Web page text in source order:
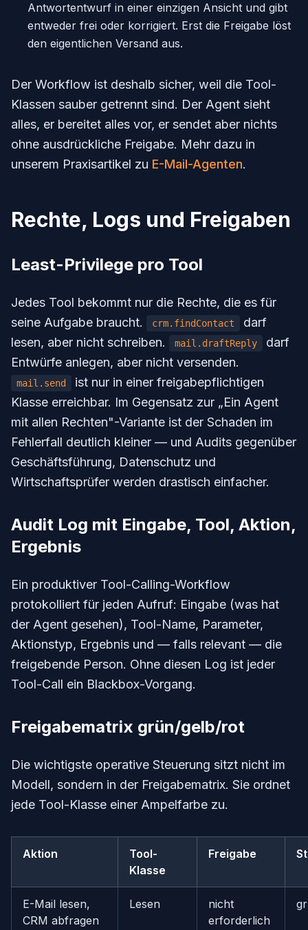
Antwortentwurf in einer einzigen Ansicht und gibt
entweder frei oder korrigiert. Erst die Freigabe löst
den eigentlichen Versand aus.
Der Workflow ist deshalb sicher, weil die Tool-
Klassen sauber getrennt sind. Der Agent sieht
alles, er bereitet alles vor, er sendet aber nichts
ohne ausdrückliche Freigabe. Mehr dazu in
unserem Praxisartikel zu E-Mail-Agenten.
Rechte, Logs und Freigaben
Least-Privilege pro Tool
Jedes Tool bekommt nur die Rechte, die es für
seine Aufgabe braucht.
crm.findContact
darf
lesen, aber nicht schreiben.
mail.draftReply
darf
Entwürfe anlegen, aber nicht versenden.
mail.send
ist nur in einer freigabepflichtigen
Klasse erreichbar. Im Gegensatz zur „Ein Agent
mit allen Rechten"-Variante ist der Schaden im
Fehlerfall deutlich kleiner — und Audits gegenüber
Geschäftsführung, Datenschutz und
Wirtschaftsprüfer werden drastisch einfacher.
Audit Log mit Eingabe, Tool, Aktion,
Ergebnis
Ein produktiver Tool-Calling-Workflow
protokolliert für jeden Aufruf: Eingabe (was hat
der Agent gesehen), Tool-Name, Parameter,
Aktionstyp, Ergebnis und — falls relevant — die
freigebende Person. Ohne diesen Log ist jeder
Tool-Call ein Blackbox-Vorgang.
Freigabematrix grün/gelb/rot
Die wichtigste operative Steuerung sitzt nicht im
Modell, sondern in der Freigabematrix. Sie ordnet
jede Tool-Klasse einer Ampelfarbe zu.
Aktion
Tool-
Klasse
Freigabe
E-Mail lesen,
CRM abfragen
Lesen
nicht
erforderlich